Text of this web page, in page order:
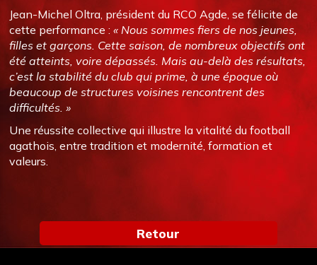
Jean-Michel Oltra, président du RCO Agde, se félicite de
cette performance :« Nous sommes fiers de nos jeunes,
filles et garçons. Cette saison, de nombreux objectifs ont
été atteints, voire dépassés. Mais au-delà des résultats,
c’est la stabilité du club qui prime, à une époque où
beaucoup de structures voisines rencontrent des
difficultés. »
Une réussite collective qui illustre la vitalité du football
agathois, entre tradition et modernité, formation et
valeurs.
Retour